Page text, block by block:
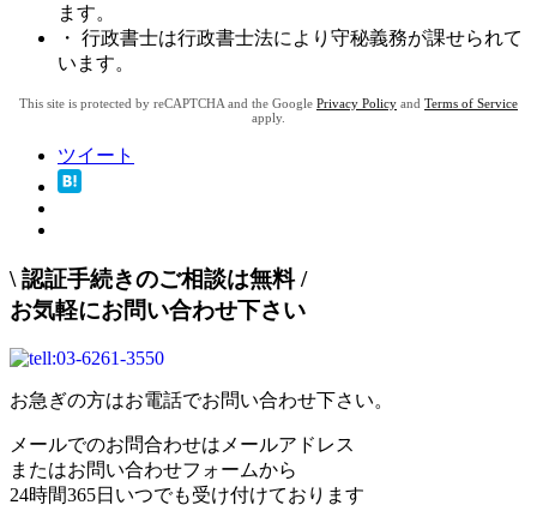
ます。
・ 行政書士は行政書士法により守秘義務が課せられて
います。
This site is protected by reCAPTCHA and the Google Privacy Policy and Terms of Service
apply.
ツイート
\ 認証手続きのご相談は無料/
お気軽にお問い合わせ下さい
お急ぎの方はお電話でお問い合わせ下さい。
メールでのお問合わせはメールアドレス
またはお問い合わせフォームから
24時間365日いつでも受け付けております